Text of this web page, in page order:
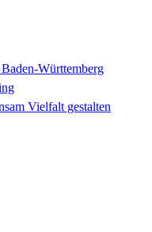
Württemberg
Vielfalt gestalten